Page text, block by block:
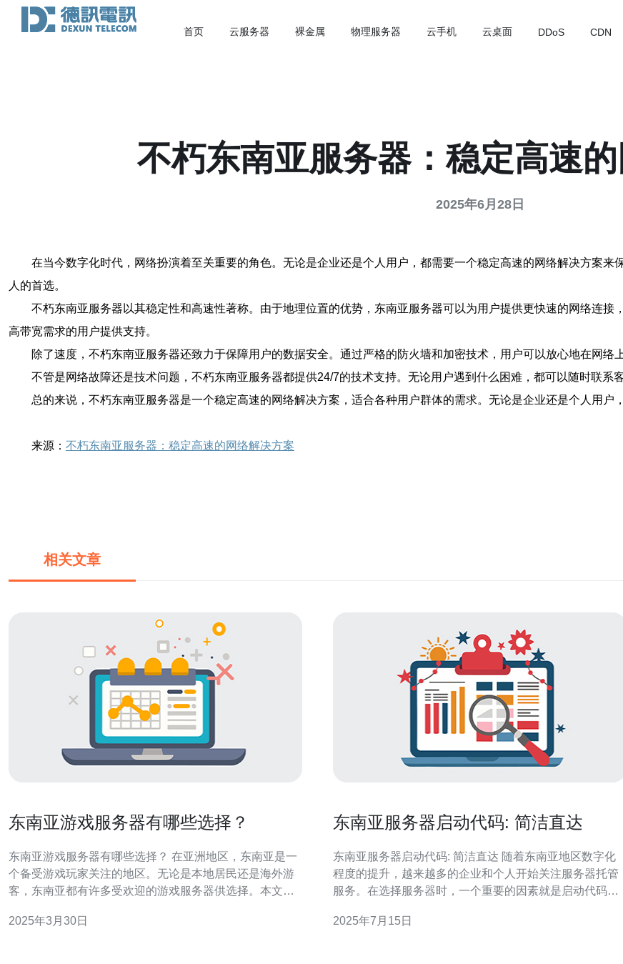
首页 云服务器 裸金属 物理服务器 云手机 云桌面 DDoS CDN
不朽东南亚服务器：稳定高速
2025年6月28日
在当今数字化时代，网络扮演着至关重要的角色。无论是企业还是个人用户，都需要一个稳定高速的网络解决方案
人的首选。
不朽东南亚服务器以其稳定性和高速性著称。由于地理位置的优势，东南亚服务器可以为用户提供更快速的网络连
高带宽需求的用户提供支持。
除了速度，不朽东南亚服务器还致力于保障用户的数据安全。通过严格的防火墙和加密技术，用户可以放心地在网络
不管是网络故障还是技术问题，不朽东南亚服务器都提供24/7的技术支持。无论用户遇到什么困难，都可以随时联系
总的来说，不朽东南亚服务器是一个稳定高速的网络解决方案，适合各种用户群体的需求。无论是企业还是个人用户
来源： 不朽东南亚服务器：稳定高速的网络解决方案
相关文章
东南亚游戏服务器有哪些选择？
东南亚游戏服务器有哪些选择？ 在亚洲地区，东南亚是一
个备受游戏玩家关注的地区。无论是本地居民还是海外游
客，东南亚都有许多受欢迎的游戏服务器供选择。本文将
中选择最适合你的服务器。 新加坡是东南亚地区最受欢迎
2025年3月30日
东南亚服务器启动代码: 简洁直达
东南亚服务器启动代码: 简洁直达 随着东南亚地区数字化
程度的提升，越来越多的企业和个人开始关注服务器托管
服务。在选择服务器时，一个重要的因素就是启动代码的
动代码的简洁直达对于确保稳定性和速度至关重要。 简洁
2025年7月15日